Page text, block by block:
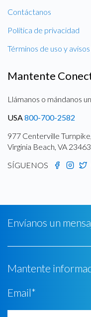
Contáctanos
Política de privacidad
Términos de uso y
Mantente
Llámanos o mándanos
USA800-700-2582
977 Centerville Turnpike,
Virginia Beach, VA 23463
SÍGUENOS
Envíanos un
Mantente
Email*